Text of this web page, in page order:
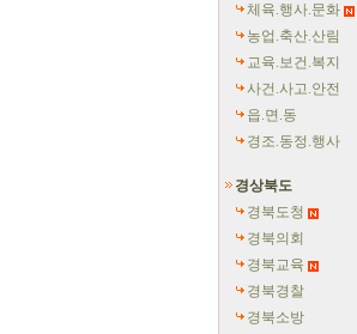
체육.행사.문화
농업.축산.산림
교육.보건.복지
사건.사고.안전
읍.면.동
경조.동정.행사
경상북도
경북도청
경북의회
경북교육
경북경찰
경북소방